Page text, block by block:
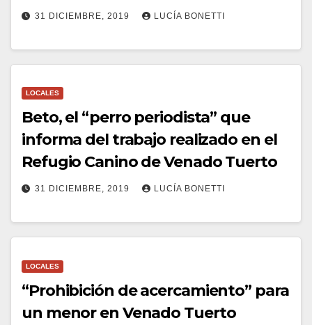
31 DICIEMBRE, 2019 LUCÍA BONETTI
LOCALES
Beto, el “perro periodista” que
informa del trabajo realizado en el
Refugio Canino de Venado Tuerto
31 DICIEMBRE, 2019 LUCÍA BONETTI
LOCALES
“Prohibición de acercamiento” para
un menor en Venado Tuerto